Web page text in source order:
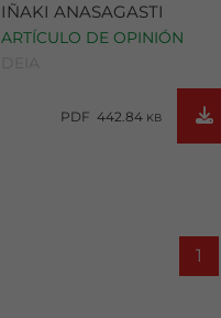
IÑAKI ANASAGASTI
ARTÍCULO DE OPINIÓN
PDF 442.84 KB
1